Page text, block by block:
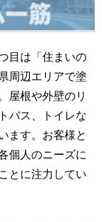
目は「住まいの
周辺エリアで塗
屋根や外壁のリ
バス、トイレな
ます。お客様と
個人のニーズに
とに注力してい